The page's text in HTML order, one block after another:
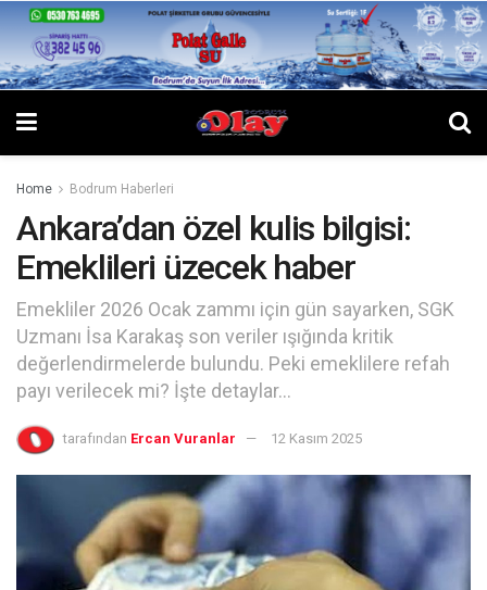
Home Bodrum Haberleri
Ankara’dan özel kulis bilgisi:
Emeklileri üzecek haber
Emekliler 2026 Ocak zammı için gün sayarken, SGK
Uzmanı İsa Karakaş son veriler ışığında kritik
değerlendirmelerde bulundu. Peki emeklilere refah
payı verilecek mi? İşte detaylar...
tarafından Ercan Vuranlar 12 Kasım 2025